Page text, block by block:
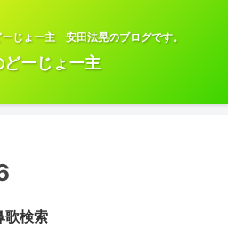
ーじょー主 安田法晃のブログです。
どーじょー主
歌検索